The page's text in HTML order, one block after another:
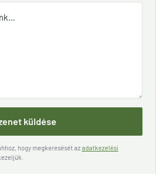
küldése
hogy megkeresését azadatkezelési